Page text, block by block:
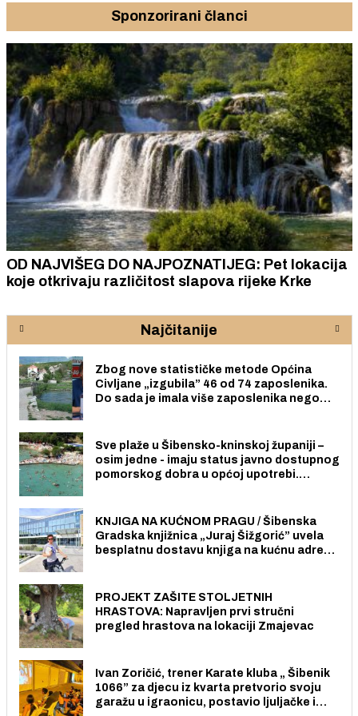
Sponzorirani članci
OD NAJVIŠEG DO NAJPOZNATIJEG: Pet lokacija
koje otkrivaju različitost slapova rijeke Krke
Najčitanije
Zbog nove statističke metode Općina
Civljane „izgubila” 46 od 74 zaposlenika.
Do sada je imala više zaposlenika nego
Sve plaže u Šibensko-kninskoj županiji –
osim jedne - imaju status javno dostupnog
pomorskog dobra u općoj upotrebi.
KNJIGA NA KUĆNOM PRAGU / Šibenska
Gradska knjižnica „Juraj Šižgorić” uvela
besplatnu dostavu knjiga na kućnu adresu
PROJEKT ZAŠITE STOLJETNIH
HRASTOVA: Napravljen prvi stručni
pregled hrastova na lokaciji Zmajevac
Ivan Zoričić, trener Karate kluba „ Šibenik
1066” za djecu iz kvarta pretvorio svoju
garažu u igraonicu, postavio ljuljačke i